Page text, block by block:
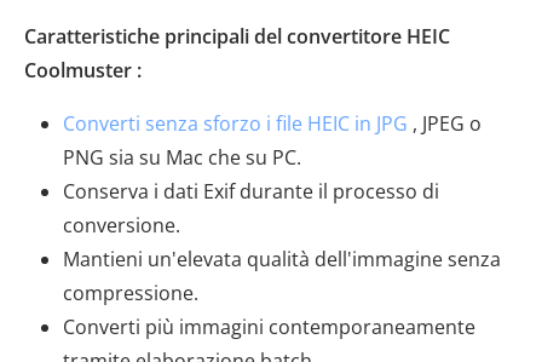
Caratteristiche principali del convertitore HEIC
Coolmuster :
Converti senza sforzo i file HEIC in JPG , JPEG o
PNG sia su Mac che su PC.
Conserva i dati Exif durante il processo di
conversione.
Mantieni un'elevata qualità dell'immagine senza
compressione.
Converti più immagini contemporaneamente